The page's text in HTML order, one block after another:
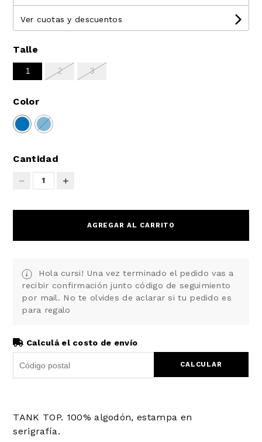
Ver cuotas y descuentos
Talle
1 2 3
Color
Cantidad
1
AGREGAR AL CARRITO
Hola cursi! Una vez terminado el pedido vas a
recibir confirmación junto código de seguimiento
por mail. No te olvides de aclarar si tu pedido es
para regalo
Calculá el costo de envío
CALCULAR
TANK TOP. 100% algodón, estampa en
serigrafía.